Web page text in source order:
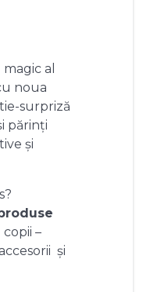
al
noua
surpriză
părinți
și
–
și